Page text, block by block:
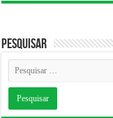
Pesquisar